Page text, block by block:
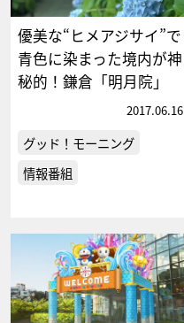
優美な“ヒメアジサイ”で
青色に染まった境内が神
秘的！鎌倉「明月院」
2017.06.16
グッド！モーニング
情報番組